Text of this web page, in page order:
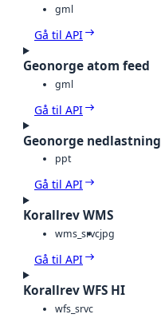
gml
Gå til API
Geonorge atom feed
gml
Gå til API
Geonorge nedlastning
ppt
Gå til API
Korallrev WMS
wms_srvcjpg
Gå til API
Korallrev WFS HI
wfs_srvc